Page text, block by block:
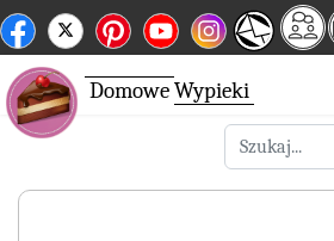
DomoweWypieki
Szukaj